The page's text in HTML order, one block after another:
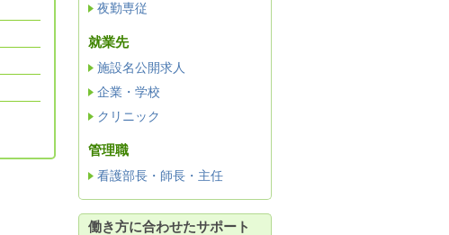
夜勤専従
就業先
施設名公開求人
企業・学校
クリニック
管理職
看護部長・師長・主任
働き方に合わせたサポート